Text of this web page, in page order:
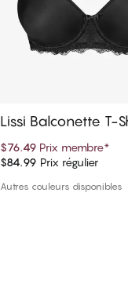
Ajouter au panier
Lissi Balconette T-
$76.49 Prix membre*
$84.99 Prix régulier
Autres couleurs disponibles